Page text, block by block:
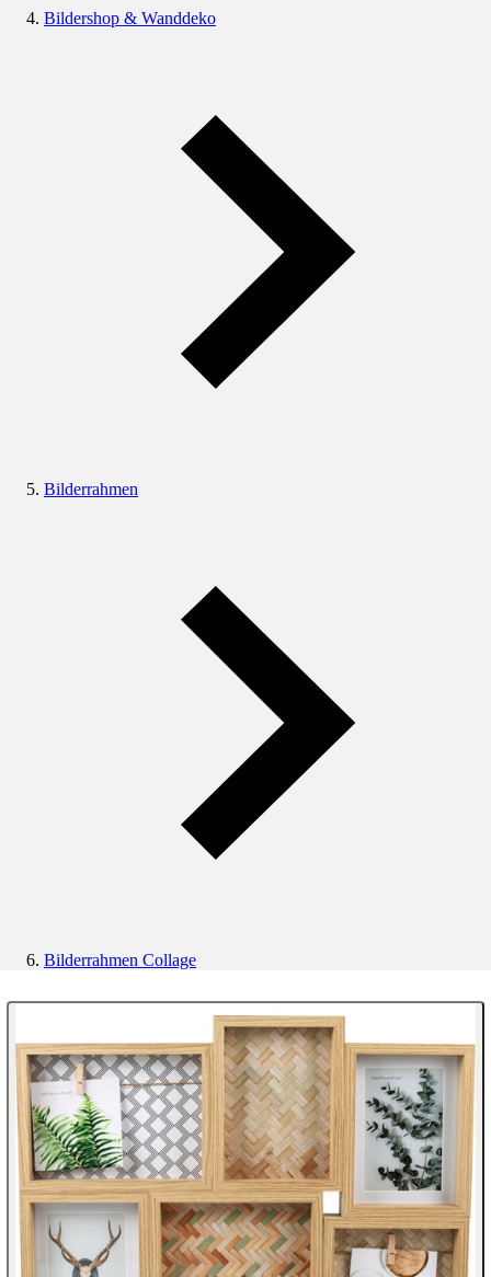
Bildershop & Wanddeko
Bilderrahmen
Bilderrahmen Collage